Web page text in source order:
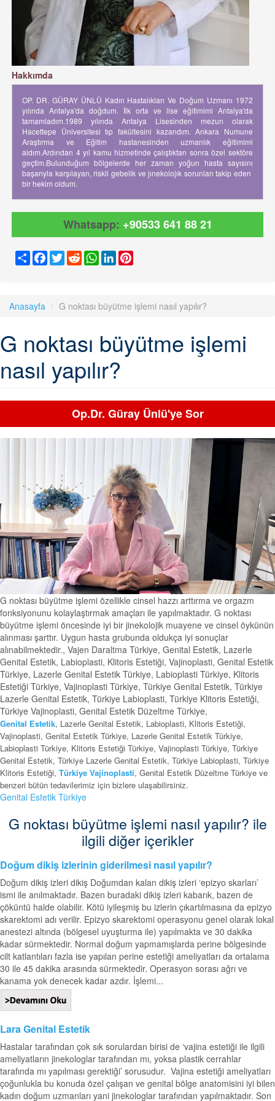
Hakkımda
OP. DR. GÜRAY ÜNLÜ Kadın Hastalıkları Ve Doğum Uzmanı 1972
yılında Antalya'da doğdum. İlk orta ve lise eğitimimi Antalya'da
tamamladım.1989 yılında Antalya Lisesinden mezun olarak
Hacettepe Üniversitesi tıp fakültesini kazandım. Ankara Numune
Araştırma ve Eğitim hastanesinden uzmanlık eğitimimi
aldım.Ardından 4 yıl kamu hizmetinde çalıştıktan sonra özel sektöre
geçtim.Bulunduğum bölgelerde her zaman yoğun hasta sayısını
başarıyla karşılayan, riskli gebelik ve jınekolojık sorunları takip eden
bir hekim oldum.
Whatsapp: +90533 641 88 21
ShareFacebook
TwitterRedditWhatsApp
LinkedIn
Anasayfa G noktası büyütme işlemi nasıl yapılır?
G noktası büyütme işlemi
nasıl yapılır?
Op.Dr. Güray Ünlü'ye Sor
G noktası büyütme işlemi özellikle cinsel hazzı arttırma ve orgazm
fonksiyonunu kolaylaştırmak amaçları ile yapılmaktadır. G noktası
büyütme işlemi öncesinde iyi bir jinekolojik muayene ve cinsel öykünün
alınması şarttır. Uygun hasta grubunda oldukça iyi sonuçlar
alınabilmektedir., Vajen Daraltma Türkiye, Genital Estetik, Lazerle
Genital Estetik, Labioplasti, Klitoris Estetiği, Vajinoplasti, Genital Estetik
Türkiye, Lazerle Genital Estetik Türkiye, Labioplasti Türkiye, Klitoris
Estetiği Türkiye, Vajinoplasti Türkiye, Türkiye Genital Estetik, Türkiye
Lazerle Genital Estetik, Türkiye Labioplasti, Türkiye Klitoris Estetiği,
Türkiye Vajinoplasti, Genital Estetik Düzeltme Türkiye,
Genital Estetik, Lazerle Genital Estetik, Labioplasti, Klitoris Estetiği,
Vajinoplasti, Genital Estetik Türkiye, Lazerle Genital Estetik Türkiye,
Labioplasti Türkiye, Klitoris Estetiği Türkiye, Vajinoplasti Türkiye, Türkiye
Genital Estetik, Türkiye Lazerle Genital Estetik, Türkiye Labioplasti, Türkiye
Klitoris Estetiği, Türkiye Vajinoplasti, Genital Estetik Düzeltme Türkiye ve
benzeri bütün tedavilerimiz için bizlere ulaşabilirsiniz.
Genital Estetik Türkiye
G noktası büyütme işlemi nasıl yapılır? ile
ilgili diğer içerikler
Doğum dikiş izlerinin giderilmesi nasıl yapılır?
Doğum dikiş izleri dikiş Doğumdan kalan dikiş izleri ‘epizyo skarları’
ismi ile anılmaktadır. Bazen buradaki dikiş izleri kabarık, bazen de
çöküntü halde olabilir. Kötü iyileşmiş bu izlerin çıkartılmasına da epizyo
skarektomi adı verilir. Epizyo skarektomi operasyonu genel olarak lokal
anestezi altında (bölgesel uyuşturma ile) yapılmakta ve 30 dakika
kadar sürmektedir. Normal doğum yapmamışlarda perine bölgesinde
cilt katlantıları fazla ise yapılan perine estetiği ameliyatları da ortalama
30 ile 45 dakika arasında sürmektedir. Operasyon sorası ağrı ve
kanama yok denecek kadar azdır. İşlemi...
Lara Genital Estetik
Hastalar tarafından çok sık sorulardan birisi de ‘vajina estetiği ile ilgili
ameliyatların jinekologlar tarafından mı, yoksa plastik cerrahlar
tarafında mı yapılması gerektiği’ sorusudur. Vajina estetiği ameliyatları
çoğunlukla bu konuda özel çalışan ve genital bölge anatomisini iyi bilen
kadın doğum uzmanları yani jinekologlar tarafından yapılmaktadır. Son